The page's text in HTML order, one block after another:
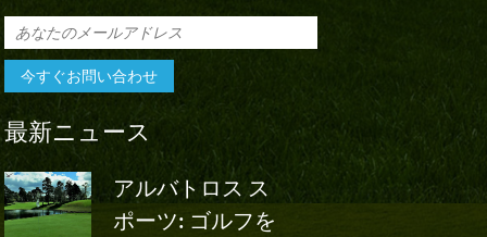
最新ニュース
アルバトロス ス
ポーツ: ゴルフを
アルバト